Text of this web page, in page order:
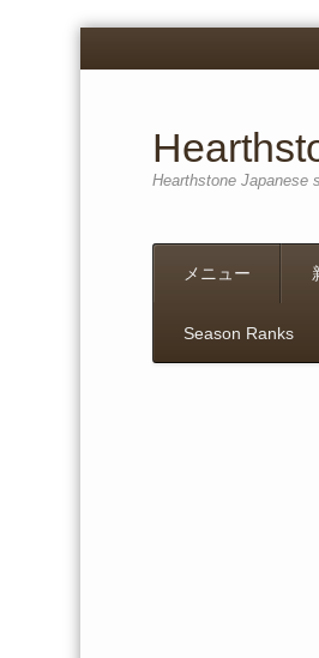
Hearthstone Japanese
メニュー
Season Ranks